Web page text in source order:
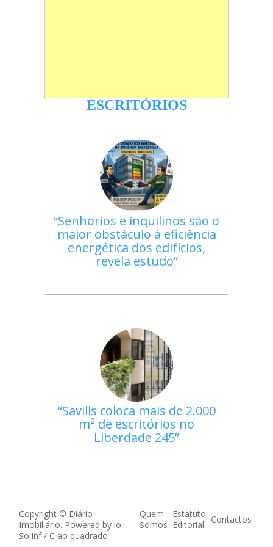
ESCRITÓRIOS
Senhorios e inquilinos são o
maior obstáculo à eficiência
energética dos edifícios,
revela estudo
Savills coloca mais de 2.000
m² de escritórios no
Liberdade 245
Copyright © Diário
Imobiliário. Powered by io
SolInf/ C ao quadrado
Quem
Somos
Estatuto
Editorial
Contactos